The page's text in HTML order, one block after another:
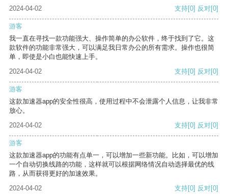
2024-04-02 支持[0] 反对[0]
游客
我一直在寻找一款功能强大、操作简单的办公软件，终于找到了它。这
款软件的功能非常强大，可以满足我日常办公的所有需求。操作也很简
单，即使是小白也能快速上手。
2024-04-02
支持[0] 反对[0]
游客
这款加速器app的安全性很高，使用过程中不会泄露个人信息，让我非常
放心。
2024-04-02
支持[0] 反对[0]
游客
这款加速器app的功能有点单一，可以增加一些新功能。比如，可以增加
一个自动切换线路的功能，这样就可以根据网络情况自动选择最优的线
路，从而获得更好的加速效果。
2024-04-02
支持[0] 反对[0]